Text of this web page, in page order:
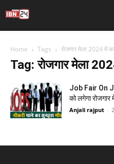
Home Tags रोजगार मेला 2024 में
Tag: रोजगार मेला
Job Fair On
को लगेगा
Anjali rajput -